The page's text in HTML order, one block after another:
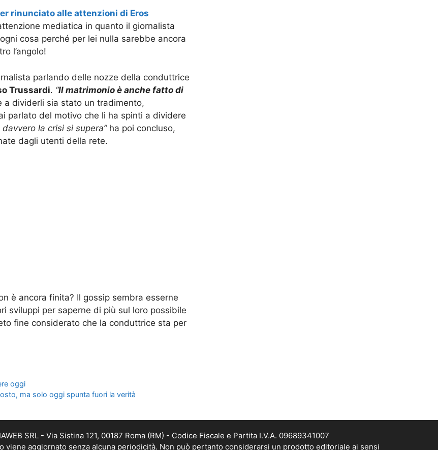
rinunciato alle attenzioni di Eros
mediatica in quanto il giornalista
cosa perché per lei nulla sarebbe ancora
l’angolo!
parlando delle nozze della conduttrice
Trussardi. “Il matrimonio è anche fatto di
dividerli sia stato un tradimento,
parlato del motivo che li ha spinti a dividere
la crisi si supera”ha poi concluso,
dagli utenti della rete.
è ancora finita? Il gossip sembra esserne
sviluppi per saperne di più sul loro possibile
fine considerato che la conduttrice sta per
oggi
ma solo oggi spunta fuori la verità
SRL - Via Sistina 121, 00187 Roma (RM) - Codice Fiscale e Partita I.V.A. 09689341007
viene aggiornato senza alcuna periodicità. Non può pertanto considerarsi un prodotto editoriale ai sensi